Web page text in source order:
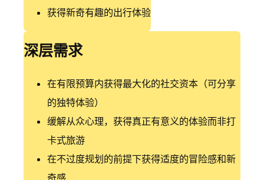
获得新奇有趣的出行体验
深层需求
在有限预算内获得最大化的社交资本（可分享
的独特体验）
缓解从众心理，获得真正有意义的体验而非打
卡式旅游
在不过度规划的前提下获得适度的冒险感和新
奇感